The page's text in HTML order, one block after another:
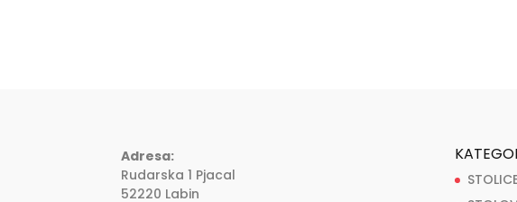
Adresa:
Rudarska 1 Pjacal
52220 Labin